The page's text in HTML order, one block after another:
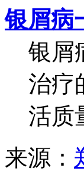
银屑病
银屑
治疗
活质
来源：